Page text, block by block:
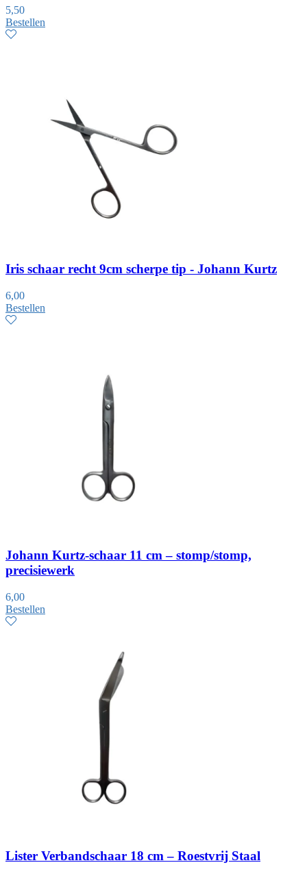
5,50
Bestellen
Iris schaar recht 9cm scherpe tip - Johann Kurtz
6,00
Bestellen
Johann Kurtz-schaar 11 cm – stomp/stomp,
precisiewerk
6,00
Bestellen
Lister Verbandschaar 18 cm – Roestvrij Staal